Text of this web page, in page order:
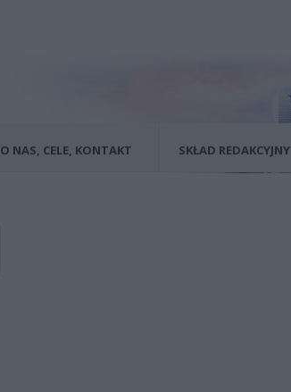
O NAS, CELE, KONTAKT SKŁAD REDAKCYJNY